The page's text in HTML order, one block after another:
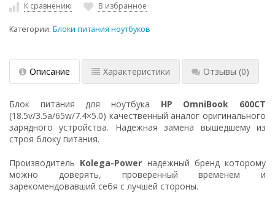
К сравнению В избранное
Категории: Блоки питания ноутбуков
Описание Характеристики Отзывы (0)
Блок питания для ноутбука HP OmniBook 600CT
(18.5v/3.5a/65w/7.4×5.0) качественный аналог оригинального
зарядного устройства. Надежная замена вышедшему из
строя блоку питания.
Производитель Kolega-Power надежный бренд которому
можно доверять, проверенный временем и
зарекомендовавший себя с лучшей стороны.